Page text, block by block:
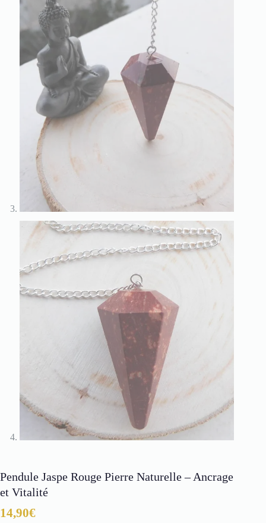
Pendule Jaspe Rouge Pierre Naturelle – Ancrage
et Vitalité
14,90€